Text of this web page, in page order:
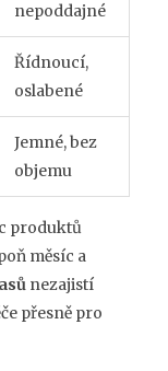
nepoddajné
Řídnoucí,
oslabené
Jemné, bez
objemu
produktů
měsíc a
nezajistí
přesně pro